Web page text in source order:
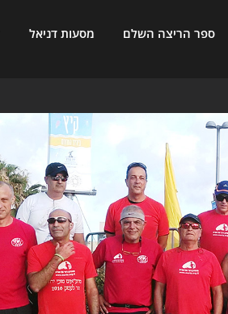
ספר הריצה השלם מסעות דניאל